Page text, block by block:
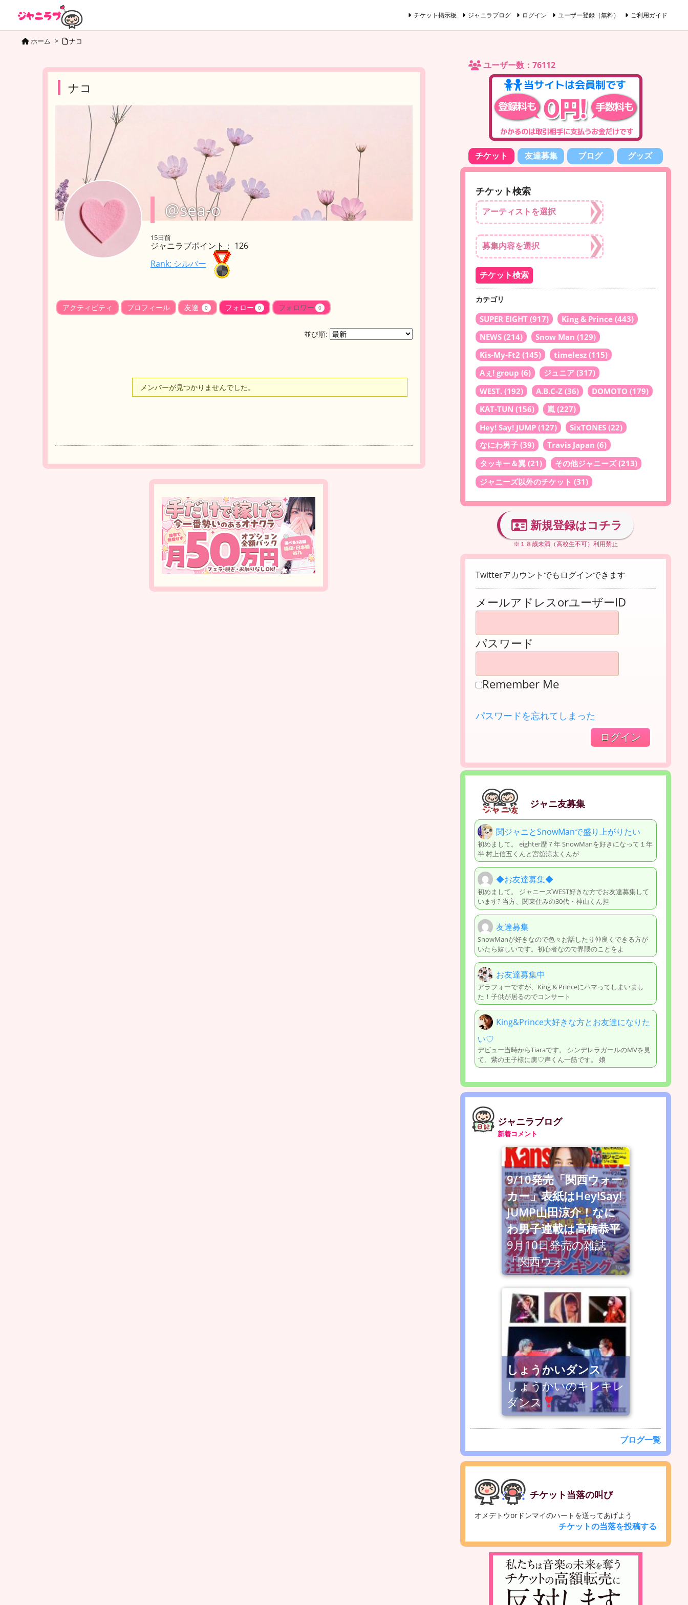
チケット掲示板 ジャニラブログ ログイン ユーザー登録（無料） ご利用ガイド
ホーム > ナコ
ナコ
@sea-o
15日前
ジャニラブポイント： 126
Rank: シルバー
アクティビティ プロフィール 友達 0 フォロー 0 フォロワー 0
並び順:
メンバーが見つかりませんでした。
ユーザー数：76112
チケット 友達募集 ブログ グッズ
チケット検索
カテゴリ
SUPER EIGHT (917) King & Prince (443)
NEWS (214) Snow Man (129)
Kis-My-Ft2 (145) timelesz (115)
Aぇ! group (6) ジュニア (317)
WEST. (192) A.B.C-Z (36) DOMOTO (179)
KAT-TUN (156) 嵐 (227)
Hey! Say! JUMP (127) SixTONES (22)
なにわ男子 (39) Travis Japan (6)
タッキー＆翼 (21) その他ジャニーズ(213)
ジャニーズ以外のチケット (31)
新規登録はコチラ
※１８歳未満（高校生不可）利用禁止
Twitterアカウントでもログインできます
メールアドレスorユーザーID
パスワード
Remember Me
パスワードを忘れてしまった
ジャニ友募集
関ジャニとSnowManで盛り上がりたい
初めまして。 eighter歴７年 SnowManを好きになって１年
半 村上信五くんと宮舘涼太くんが
◆お友達募集◆
初めまして。 ジャニーズWEST好きな方でお友達募集して
います? 当方、関東住みの30代・神山くん担
友達募集
SnowManが好きなので色々お話したり仲良くできる方が
いたら嬉しいです。初心者なので界隈のことをよ
お友達募集中
アラフォーですが、King & Princeにハマってしまいまし
た！子供が居るのでコンサート
King&Prince大好きな方とお友達になりた
い♡
デビュー当時からTiaraです。 シンデレラガールのMVを見
て、紫の王子様に虜♡岸くん一筋です。 娘
ジャニラブログ
新着コメント
9/10発売「関西ウォー
カー」表紙はHey!Say!
JUMP山田涼介！なに
わ男子連載は高橋恭平
9月10日発売の雑誌
「関西ウォ
しょうかいダンス
しょうかいのキレキレ
ダンス
ブログ一覧
チケット当落の叫び
オメデトウorドンマイのハートを送ってあげよう
チケットの当落を投稿する